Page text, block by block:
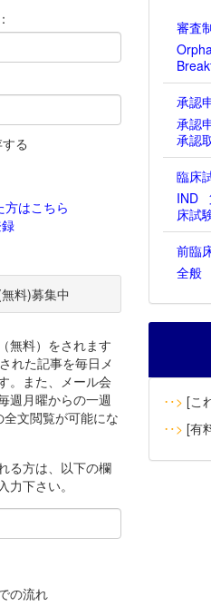
審査
承認
承認
承認
臨床
IND
床試
前臨
全般
‥> [こ
‥> [有
る
はこちら
料)募集中
無料）をされます
れた記事を毎日メ
。また、メール会
週月曜からの一週
文閲覧が可能にな
る方は、以下の欄
力下さい。
の流れ